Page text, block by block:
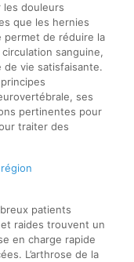
les douleurs
que les hernies
permet de réduire la
sanguine,
vie satisfaisante.
ses
pertinentes pour
traiter des
patients
raides trouvent un
en charge rapide
L’arthrose de la